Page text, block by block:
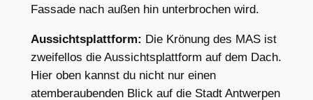
Fassade nach außen hin unterbrochen wird.
Aussichtsplattform: Die Krönung des MAS ist
zweifellos die Aussichtsplattform auf dem Dach.
Hier oben kannst du nicht nur einen
atemberaubenden Blick auf die Stadt Antwerpen